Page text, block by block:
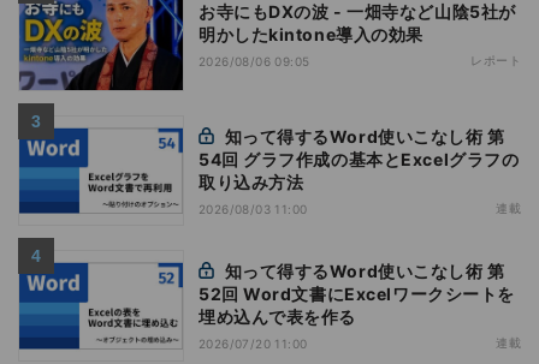
お寺にもDXの波 - 一畑寺など山陰5社が
明かしたkintone導入の効果
2026/08/06 09:05 レポート
54回 グラフ作成の基本とExcelグラフの
取り込み方法
2026/08/03 11:00 連載
52回 Word文書にExcelワークシートを
埋め込んで表を作る
2026/07/20 11:00 連載